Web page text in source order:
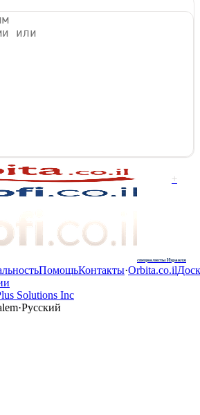
+
специалисты Израиля
ПомощьКонтакты·Orbita.co.il
Solutions Inc
·Русский